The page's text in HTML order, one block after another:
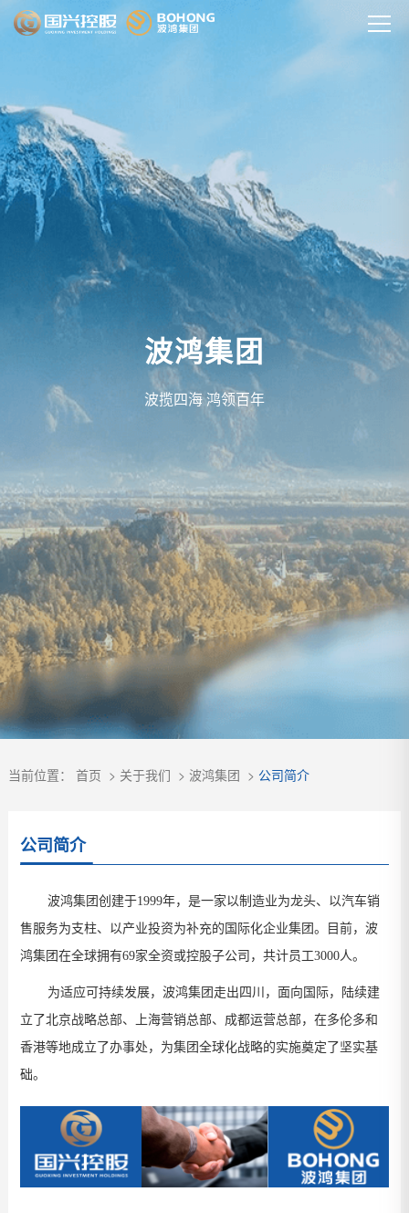
波鸿集团
波揽四海 鸿领百年
当前位置： 首页 > 关于我们 > 波鸿集团 > 公司简介
公司简介
波鸿集团创建于1999年，是一家以制造业为龙头、以汽车销
售服务为支柱、以产业投资为补充的国际化企业集团。目前，波
鸿集团在全球拥有69家全资或控股子公司，共计员工3000人。
为适应可持续发展，波鸿集团走出四川，面向国际，陆续建
立了北京战略总部、上海营销总部、成都运营总部，在多伦多和
香港等地成立了办事处，为集团全球化战略的实施奠定了坚实基
础。